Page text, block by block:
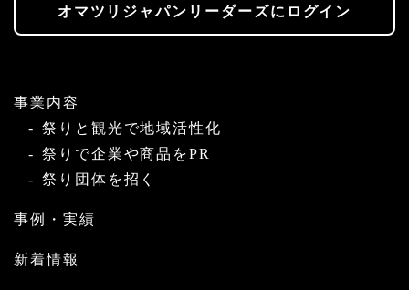
オマツリジャパンリーダーズにログイン
事業内容
祭りと観光で地域活性化
祭りで企業や商品をPR
祭り団体を招く
事例・実績
新着情報